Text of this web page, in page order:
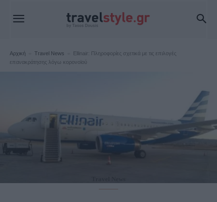
Αρχική Travel News
Ellinair: Πληροφορίες σχετικά με τις επιλογές
επανακράτησης λόγω κορονοϊού